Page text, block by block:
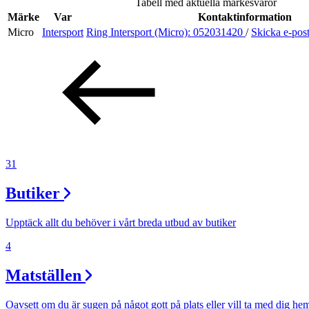
Evenemang
Erbjudanden
Kundklubb
Sök
Öppettider
Praktisk information
Märke
Var
Kontaktinformation
Micro
Intersport Ring Intersport (Micro): 052031420 / Skicka e-post
31
Butiker
Upptäck allt du behöver i vårt breda utbud av butiker
4
Matställen
Oavsett om du är sugen på något gott på plats eller vill ta med dig